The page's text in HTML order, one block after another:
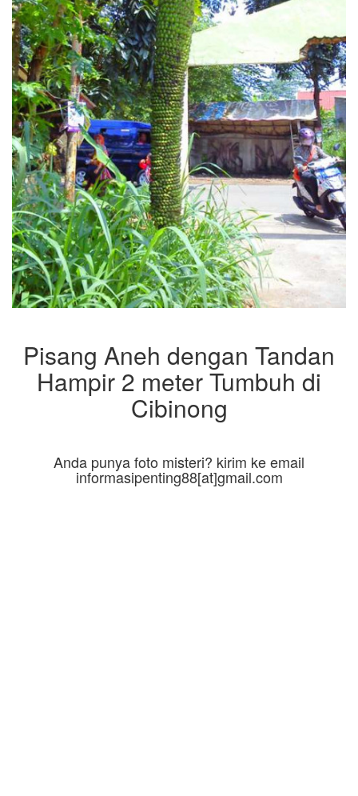
Pisang Aneh dengan Tandan
Hampir 2 meter Tumbuh di
Cibinong
Anda punya foto misteri? kirim ke email
informasipenting88[at]gmail.com